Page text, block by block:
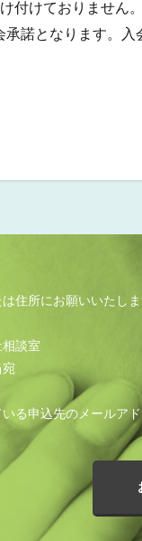
付けておりません
諾となります。
住所にお願いいたしま
談室
る申込先のメールアド